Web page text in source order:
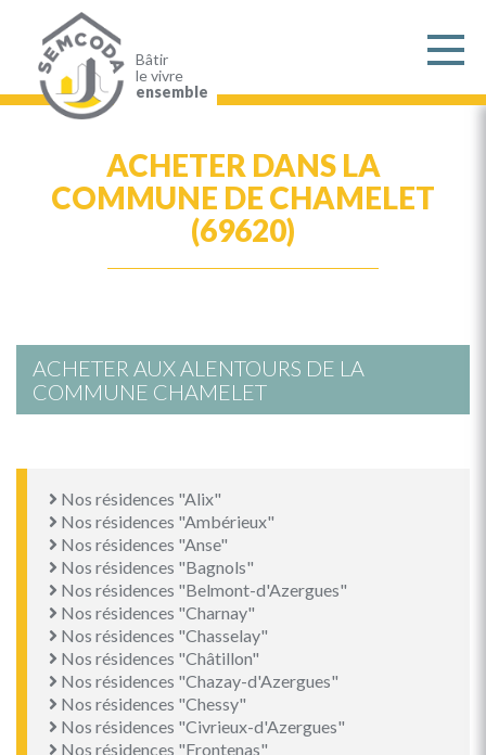
contenu
principal
Bâtir
le vivre
ensemble
ACHETER DANS LA
COMMUNE DE CHAMELET
(69620)
ACHETER AUX ALENTOURS DE LA
COMMUNE CHAMELET
Nos résidences "Alix"
Nos résidences "Ambérieux"
Nos résidences "Anse"
Nos résidences "Bagnols"
Nos résidences "Belmont-d'Azergues"
Nos résidences "Charnay"
Nos résidences "Chasselay"
Nos résidences "Châtillon"
Nos résidences "Chazay-d'Azergues"
Nos résidences "Chessy"
Nos résidences "Civrieux-d'Azergues"
Nos résidences "Frontenas"